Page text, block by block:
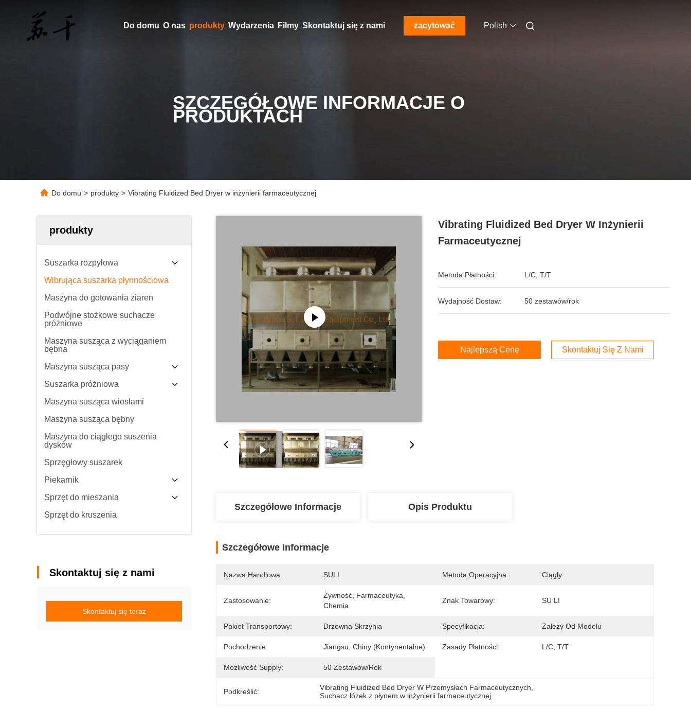
Do domu O nas produkty Wydarzenia Filmy Skontaktuj się z nami zacytować Polish
SZCZEGÓŁOWE INFORMACJE O
PRODUKTACH
Do domu > produkty > Vibrating Fluidized Bed Dryer w inżynierii farmaceutycznej
produkty
Suszarka rozpyłowa
Wibrująca suszarka płynnościowa
Maszyna do gotowania ziaren
Podwójne stożkowe suchacze
próżniowe
Maszyna susząca z wyciąganiem
bębna
Maszyna susząca pasy
Suszarka próżniowa
Maszyna susząca wiosłami
Maszyna susząca bębny
Maszyna do ciągłego suszenia
dysków
Sprzęgłowy suszarek
Piekarnik
Sprzęt do mieszania
Sprzęt do kruszenia
Skontaktuj się z nami
Skontaktuj się teraz
Vibrating Fluidized Bed Dryer W Inżynierii
Farmaceutycznej
Metoda Płatności: L/C, T/T
Wydajność Dostaw: 50 zestawów/rok
Najlepszą Cenę Skontaktuj Się Z Nami
Szczegółowe Informacje Opis Produktu
Szczegółowe Informacje
Nazwa Handlowa SULI Metoda Operacyjna: Ciągły
Zastosowanie:
Żywność, Farmaceutyka,
Chemia
Znak Towarowy: SU LI
Pakiet Transportowy: Drzewna Skrzynia Specyfikacja: Zależy Od Modelu
Pochodzenie: Jiangsu, Chiny (kontynentalne) Zasady Płatności: L/C, T/T
Możliwość Supply: 50 Zestawów/rok
Podkreślić: Vibrating Fluidized Bed Dryer W Przemysłach Farmaceutycznych
Suchacz łóżek z płynem w inżynierii farmaceutycznej